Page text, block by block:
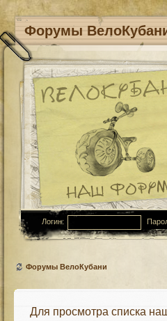
Форумы
Логин:
Форумы ВелоКубани
Для просмотра списка